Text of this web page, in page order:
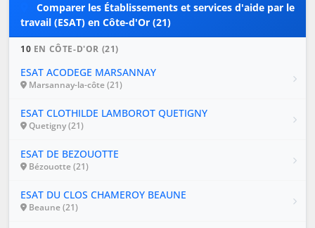
Comparer les Établissements et services d'aide par le
travail (ESAT) en Côte-d'Or (21)
10 EN CÔTE-D'OR (21)
ESAT ACODEGE MARSANNAY
Marsannay-la-côte (21)
ESAT CLOTHILDE LAMBOROT QUETIGNY
Quetigny (21)
ESAT DE BEZOUOTTE
Bézouotte (21)
ESAT DU CLOS CHAMEROY BEAUNE
Beaune (21)